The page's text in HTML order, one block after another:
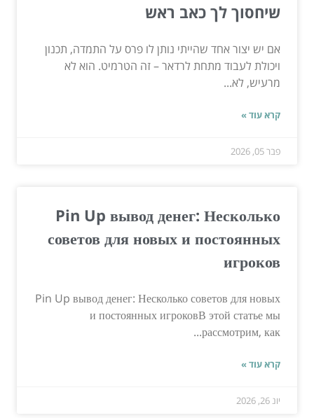
שיחסוך לך כאב ראש
אם יש יצור אחד שהייתי נותן לו פרס על התמדה, תכנון
ויכולת לעבוד מתחת לרדאר – זה הטרמיט. הוא לא
מרעיש, לא...
קרא עוד »
פבר 05, 2026
Pin Up вывод денег: Несколько
советов для новых и постоянных
игроков
Pin Up вывод денег: Несколько советов для новых
и постоянных игроковВ этой статье мы
рассмотрим, как...
קרא עוד »
יונ 26, 2026